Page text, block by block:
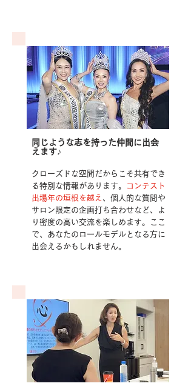
同じような志を持った仲間に出会
え ます♪
クローズドな空間だからこそ共有でき
る特別な情報があります。
コンテスト
出場年の垣根を越え 、個人的な質問や
サロン限定の企画打ち合わせなど、よ
り密度の高い交流を楽しめます。ここ
で、あなたのロールモデルとなる方に
出会えるかもしれません。